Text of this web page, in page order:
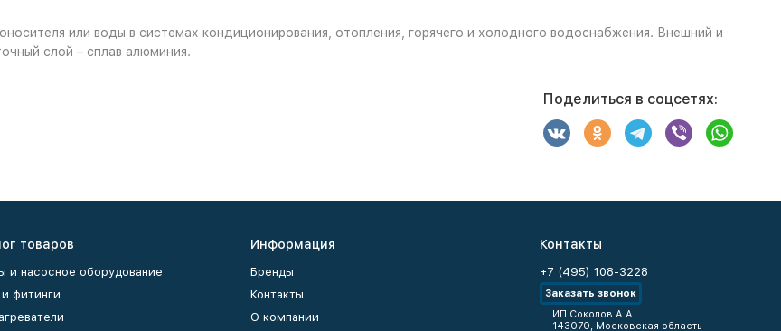
или воды в системах кондиционирования, отопления, горячего и холодного водоснабжения. Внешний и
слой – сплав алюминия.
Поделиться в соцсетях:
товаров
и насосное оборудование
фитинги
Информация
Бренды
Контакты
О компании
Контакты
+7 (495) 108-3228
Заказать звонок
ИП Соколов А.А.
143070, Московская область